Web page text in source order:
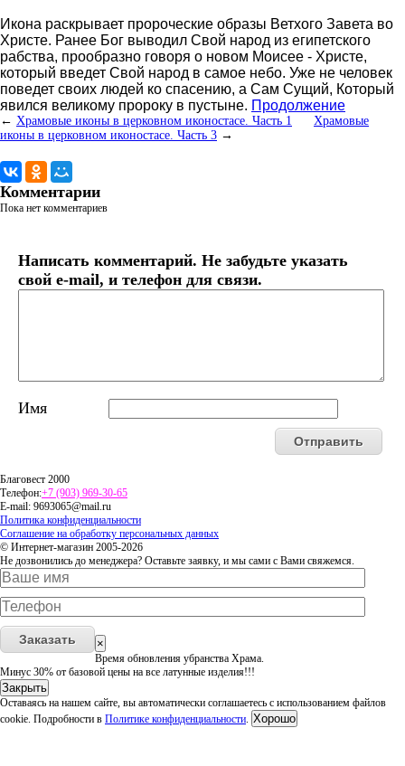
Икона раскрывает пророческие образы Ветхого Завета во
Христе. Ранее Бог выводил Свой народ из египетского
рабства, прообразно говоря о новом Моисее - Христе,
который введет Свой народ в самое небо. Уже не человек
поведет своих людей ко спасению, а Сам Сущий, Который
явился великому пророку в пустыне. Продолжение
← Храмовые иконы в церковном иконостасе. Часть 1
Храмовые
иконы в церковном иконостасе. Часть 3 →
Комментарии
Пока нет комментариев
Написать комментарий. Не забудьте указать
свой e-mail, и телефон для связи.
Имя
Благовест 2000
Телефон:+7 (903) 969-30-65
E-mail: 9693065@mail.ru
Политика конфиденциальности
Соглашение на обработку персональных данных
© Интернет-магазин 2005-2026
Не дозвонились до менеджера? Оставьте заявку, и мы сами с Вами свяжемся.
Заказать ×
Время обновления убранства Храма.
Минус 30% от базовой цены на все латунные изделия!!!
Закрыть
Оставаясь на нашем сайте, вы автоматически соглашаетесь с использованием файлов
cookie. Подробности в Политике конфиденциальности. Хорошо